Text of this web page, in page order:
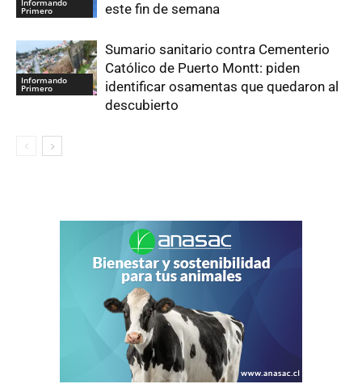
Informando
Primero
este fin de semana
Informando
Primero
Sumario sanitario contra Cementerio
Católico de Puerto Montt: piden
identificar osamentas que quedaron al
descubierto